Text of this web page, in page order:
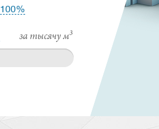
100%
за тысячу м³